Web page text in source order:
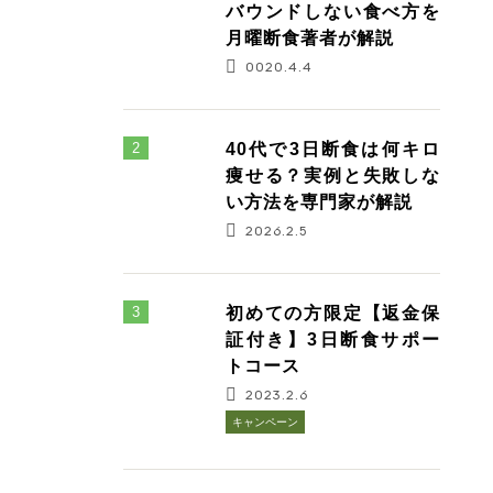
バウンドしない食べ方を
月曜断食著者が解説
0020.4.4
40代で3日断食は何キロ
痩せる？実例と失敗しな
い方法を専門家が解説
2026.2.5
初めての方限定【返金保
証付き】3日断食サポー
トコース
2023.2.6
キャンペーン